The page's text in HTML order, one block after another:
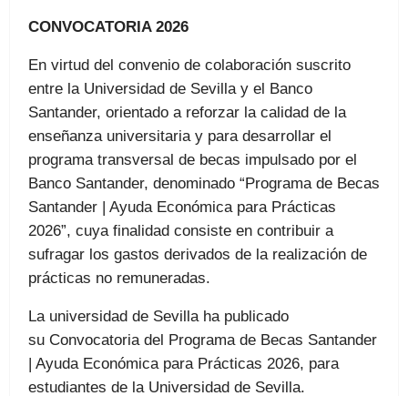
CONVOCATORIA 2026
En virtud del convenio de colaboración suscrito
entre la Universidad de Sevilla y el Banco
Santander, orientado a reforzar la calidad de la
enseñanza universitaria y para desarrollar el
programa transversal de becas impulsado por el
Banco Santander, denominado “Programa de Becas
Santander | Ayuda Económica para Prácticas
2026”, cuya finalidad consiste en contribuir a
sufragar los gastos derivados de la realización de
prácticas no remuneradas.
La universidad de Sevilla ha publicado
su Convocatoria del Programa de Becas Santander
| Ayuda Económica para Prácticas 2026, para
estudiantes de la Universidad de Sevilla.